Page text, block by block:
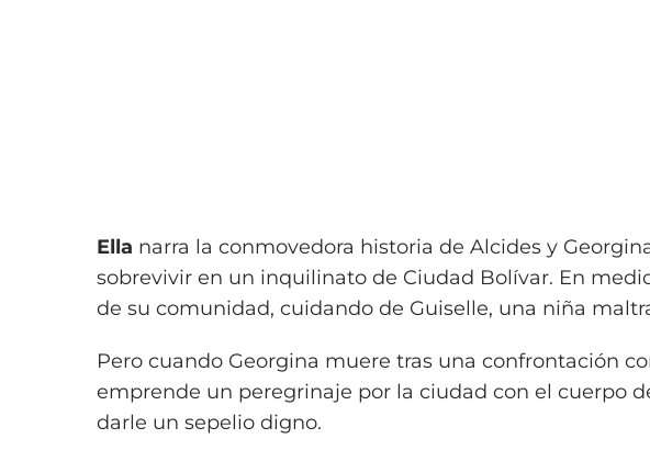
Ella narra la conmovedora historia de Alcides y
sobrevivir en un inquilinato de Ciudad Bolívar. En
de su comunidad, cuidando de Guiselle, una niña
Pero cuando Georgina muere tras una confrontación
emprende un peregrinaje por la ciudad con el cuerpo
darle un sepelio digno.